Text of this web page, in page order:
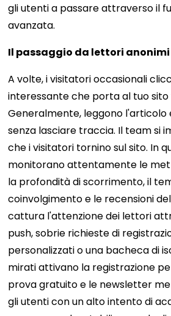
gli utenti a passare attraverso il
avanzata.
Il passaggio da lettori
A volte, i visitatori occasionali
interessante che porta al tuo sito
Generalmente, leggono l'articolo
senza lasciare traccia. Il team si
che i visitatori tornino sul sito. In
monitorano attentamente le
la profondità di scorrimento, il
coinvolgimento e le recensioni
cattura l'attenzione dei lettori
push, sobrie richieste di
personalizzati o una bacheca di
mirati attivano la registrazione
prova gratuito e le newsletter
gli utenti con un alto intento di